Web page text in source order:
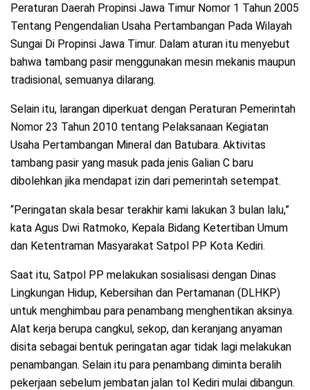
Peraturan Daerah Propinsi Jawa Timur Nomor 1 Tahun 2005
Tentang Pengendalian Usaha Pertambangan Pada Wilayah
Sungai Di Propinsi Jawa Timur. Dalam aturan itu menyebut
bahwa tambang pasir menggunakan mesin mekanis maupun
tradisional, semuanya dilarang.
Selain itu, larangan diperkuat dengan Peraturan Pemerintah
Nomor 23 Tahun 2010 tentang Pelaksanaan Kegiatan
Usaha Pertambangan Mineral dan Batubara. Aktivitas
tambang pasir yang masuk pada jenis Galian C baru
dibolehkan jika mendapat izin dari pemerintah setempat.
“Peringatan skala besar terakhir kami lakukan 3 bulan lalu,”
kata Agus Dwi Ratmoko, Kepala Bidang Ketertiban Umum
dan Ketentraman Masyarakat Satpol PP Kota Kediri.
Saat itu, Satpol PP melakukan sosialisasi dengan Dinas
Lingkungan Hidup, Kebersihan dan Pertamanan (DLHKP)
untuk menghimbau para penambang menghentikan aksinya.
Alat kerja berupa cangkul, sekop, dan keranjang anyaman
disita sebagai bentuk peringatan agar tidak lagi melakukan
penambangan. Selain itu para penambang diminta beralih
pekerjaan sebelum jembatan jalan tol Kediri mulai dibangun.